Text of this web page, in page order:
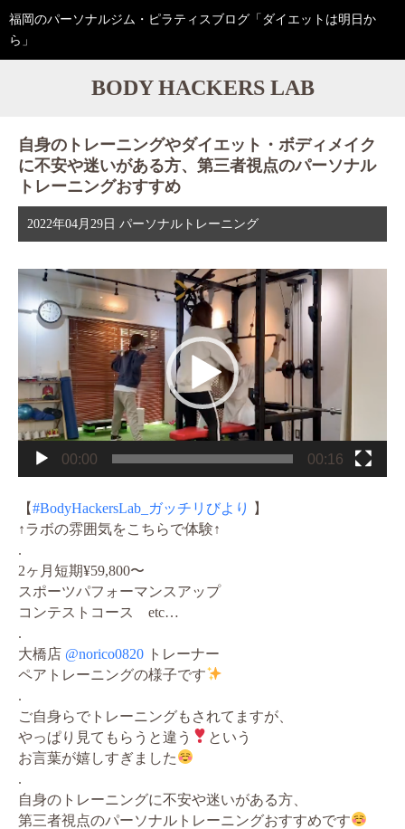
福岡のパーソナルジム・ピラティスブログ「ダイエットは明日か
ら」
BODY HACKERS LAB
自身のトレーニングやダイエット・ボディメイク
に不安や迷いがある方、第三者視点のパーソナル
トレーニングおすすめ
2022年04月29日 パーソナルトレーニング
動
画
ヤ
ー
00:00 00:16
【#BodyHackersLab_ガッチリびより
】
↑ラボの雰囲気をこちらで体験↑
.
2ヶ月短期¥59,800〜
スポーツパフォーマンスアップ
コンテストコース etc…
.
大橋店 @norico0820 トレーナー
ペアトレーニングの様子です
.
ご自身らでトレーニングもされてますが、
やっぱり見てもらうと違う
という
お言葉が嬉しすぎました
.
自身のトレーニングに不安や迷いがある方、
第三者視点のパーソナルトレーニングおすすめです